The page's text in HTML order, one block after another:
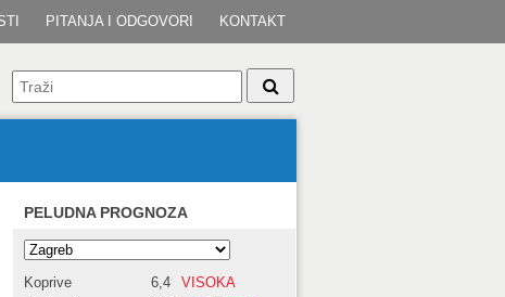
PITANJA I ODGOVORI KONTAKT
PELUDNA PROGNOZA
Koprive 6,4
VISOKA